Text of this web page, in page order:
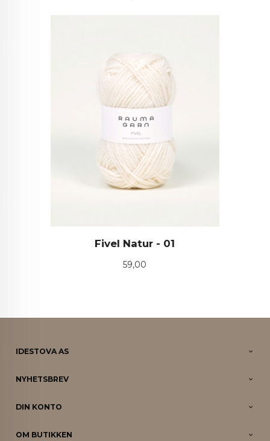
Fivel Natur - 01
Pris
59,00
IDESTOVA AS
NYHETSBREV
DIN KONTO
OM BUTIKKEN